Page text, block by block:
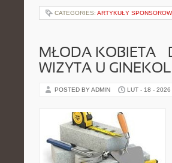
CATEGORIES: ARTYKUŁY
MŁODA KOBIETA –
WIZYTA U
POSTED BY ADMIN LUT - 18 - 2026